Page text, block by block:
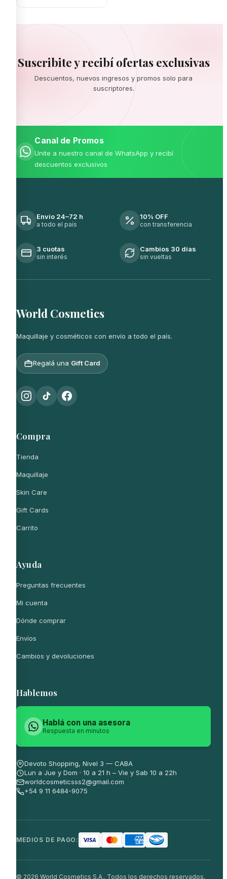
Suscribite y recibí ofertas exclusivas
Descuentos, nuevos ingresos y promos solo para
suscriptores.
Canal de Promos
Unite a nuestro canal de WhatsApp y recibí
descuentos exclusivos
Envío 24–72 h
a todo el país
10% OFF
con transferencia
3 cuotas
sin interés
Cambios 30 días
sin vueltas
World Cosmetics
Maquillaje y cosméticos con envío a todo el país.
Regalá una Gift Card
Compra
Tienda
Maquillaje
Skin Care
Gift Cards
Carrito
Ayuda
Preguntas frecuentes
Mi cuenta
Dónde comprar
Envíos
Cambios y devoluciones
Hablemos
Hablá con una asesora
Respuesta en minutos
Devoto Shopping, Nivel 3 — CABA
Lun a Jue y Dom · 10 a 21 h – Vie y Sab 10 a 22h
worldcosmeticsss2@gmail.com
+54 9 11 6484-9075
MEDIOS DE PAGO:
© 2026 World Cosmetics S.A.. Todos los derechos reservados.